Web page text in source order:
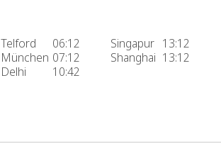
Telford
06:12
München 07:12
Delhi
10:42
Singapur 13:12
Shanghai 13:12